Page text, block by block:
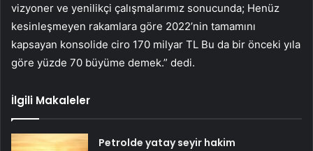
vizyoner ve yenilikçi çalışmalarımız sonucunda; Henüz
kesinleşmeyen rakamlara göre 2022’nin tamamını
kapsayan konsolide ciro 170 milyar TL Bu da bir önceki yıla
göre yüzde 70 büyüme demek.” dedi.
İlgili Makaleler
Petrolde yatay seyir hakim